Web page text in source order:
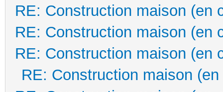
RE: Construction maison (en
RE: Construction maison (en
RE: Construction maison (en
RE: Construction maison